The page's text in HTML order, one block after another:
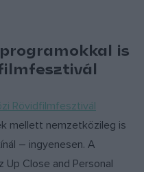
is
Rövidfilmfesztivál
mellett nemzetközileg is
– ingyenesen. A
Close and Personal